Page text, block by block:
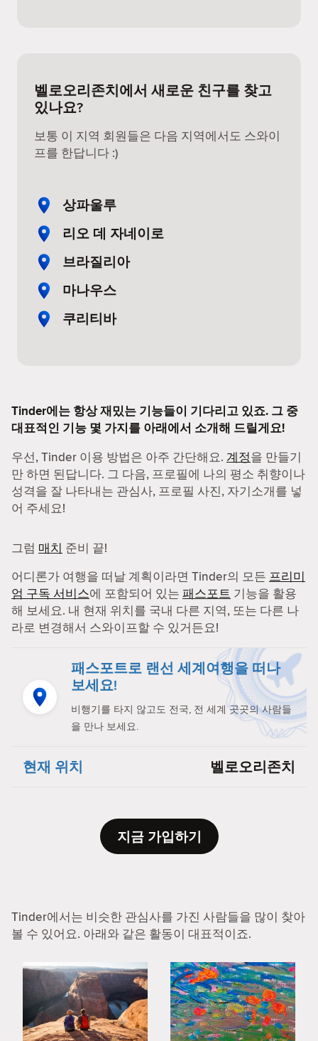
벨로오리존치에서 새로운 친구를 찾고
있나요?
보통 이 지역 회원들은 다음 지역에서도 스와이
프를 한답니다 :)
상파울루
리오 데 자네이로
브라질리아
마나우스
쿠리티바
Tinder에는 항상 재밌는 기능들이 기다리고 있죠. 그 중
대표적인 기능 몇 가지를 아래에서 소개해 드릴게요!
우선, Tinder 이용 방법은 아주 간단해요. 계정을 만들기
만 하면 된답니다. 그 다음, 프로필에 나의 평소 취향이나
성격을 잘 나타내는 관심사, 프로필 사진, 자기소개를 넣
어 주세요!
그럼 매치 준비 끝!
어디론가 여행을 떠날 계획이라면 Tinder의 모든 프리미
엄 구독 서비스에 포함되어 있는 패스포트 기능을 활용
해 보세요. 내 현재 위치를 국내 다른 지역, 또는 다른 나
라로 변경해서 스와이프할 수 있거든요!
패스포트로 랜선 세계여행을 떠나
보세요!
비행기를 타지 않고도 전국, 전 세계 곳곳의 사람들
을 만나 보세요.
현재 위치 벨로오리존치
지금 가입하기
Tinder에서는 비슷한 관심사를 가진 사람들을 많이 찾아
볼 수 있어요. 아래와 같은 활동이 대표적이죠.